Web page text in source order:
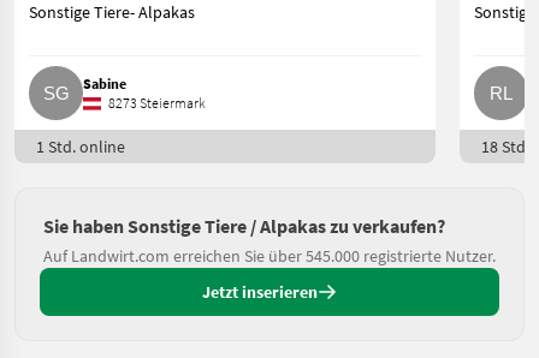
Sonstige Tiere- Alpakas
Sabine
8273 Steiermark
1 Std. online 18 Std.
Sie haben Sonstige Tiere / Alpakas zu verkaufen?
Auf Landwirt.com erreichen Sie über 545.000 registrierte Nutzer.
Jetzt inserieren